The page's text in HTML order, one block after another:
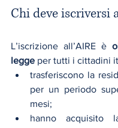
Chi deve iscriversi
L’iscrizione all’AIRE è
legge per tutti i cittadini
trasferiscono la
per un periodo
mesi;
hanno acquisito